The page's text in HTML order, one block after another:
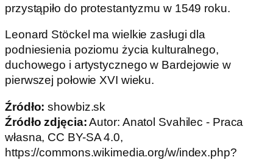
przystąpiło do protestantyzmu w 1549 roku.
Leonard Stöckel ma wielkie zasługi dla
podniesienia poziomu życia kulturalnego,
duchowego i artystycznego w Bardejowie w
pierwszej połowie XVI wieku.
Źródło: showbiz.sk
Źródło zdjęcia:Autor: Anatol Svahilec - Praca
własna, CC BY-SA 4.0,
https://commons.wikimedia.org/w/index.php?